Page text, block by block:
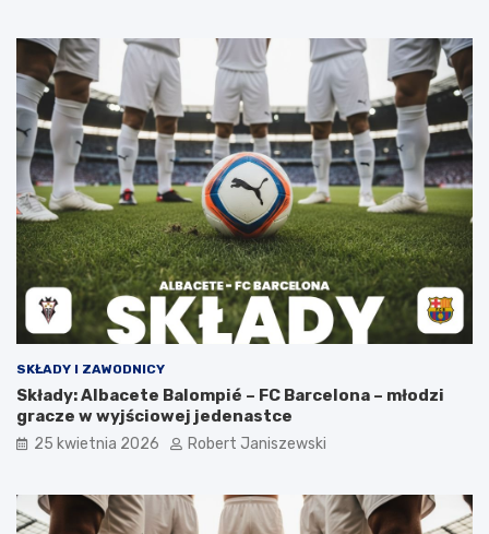
SKŁADY I ZAWODNICY
Składy: Albacete Balompié – FC Barcelona – młodzi
gracze w wyjściowej jedenastce
25 kwietnia 2026 Robert Janiszewski